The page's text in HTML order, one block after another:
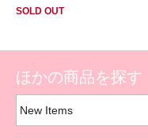
SOLD OUT
ほかの商品を探す